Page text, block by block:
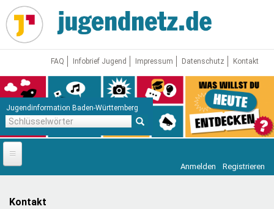
Direkt
zum
Inhalt
FAQ Infobrief Jugend Impressum Datenschutz Kontakt
Jugendinformation Baden-Württemberg
Startseite
News
Anmelden Registrieren
Kontakt